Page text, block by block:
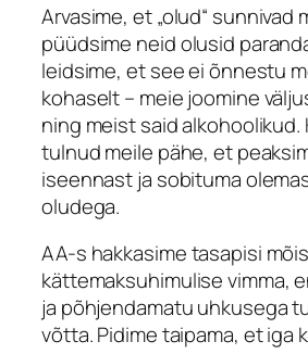
Arvasime, et „olud“ sunnivad
püüdsime neid olusid
leidsime, et see ei õnnestu
kohaselt – meie joomine
ning meist said alkohoolikud.
tulnud meile pähe, et
iseennast ja sobituma
oludega.
AA-s hakkasime tasapisi
kättemaksuhimulise vimma,
ja põhjendamatu uhkusega
võtta. Pidime taipama, et iga